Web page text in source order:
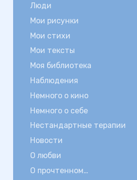
Люди
Мои рисунки
Мои стихи
Мои тексты
Моя библиотека
Наблюдения
Немного о кино
Немного о себе
Нестандартные терапии
Новости
О любви
О прочтенном…